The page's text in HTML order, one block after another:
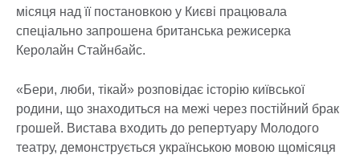
місяця над її постановкою у Києві працювала
спеціально запрошена британська режисерка
Керолайн Стайнбайс.
«Бери, люби, тікай» розповідає історію київської
родини, що знаходиться на межі через постійний брак
грошей. Вистава входить до репертуару Молодого
театру, демонструється українською мовою щомісяця